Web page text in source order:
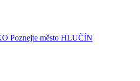
Poznejte město HLUČÍN